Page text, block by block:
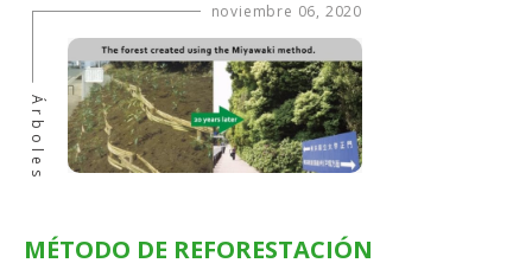
noviembre 06, 2020
Árboles
MÉTODO DE REFORESTACIÓN